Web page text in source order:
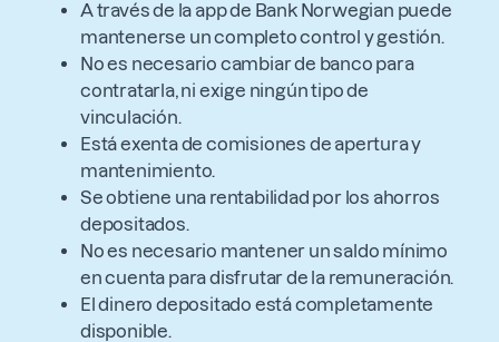
A través de la app de Bank Norwegian puede
mantenerse un completo control y gestión.
No es necesario cambiar de banco para
contratarla, ni exige ningún tipo de
vinculación.
Está exenta de comisiones de apertura y
mantenimiento.
Se obtiene una rentabilidad por los ahorros
depositados.
No es necesario mantener un saldo mínimo
en cuenta para disfrutar de la remuneración.
El dinero depositado está completamente
disponible.